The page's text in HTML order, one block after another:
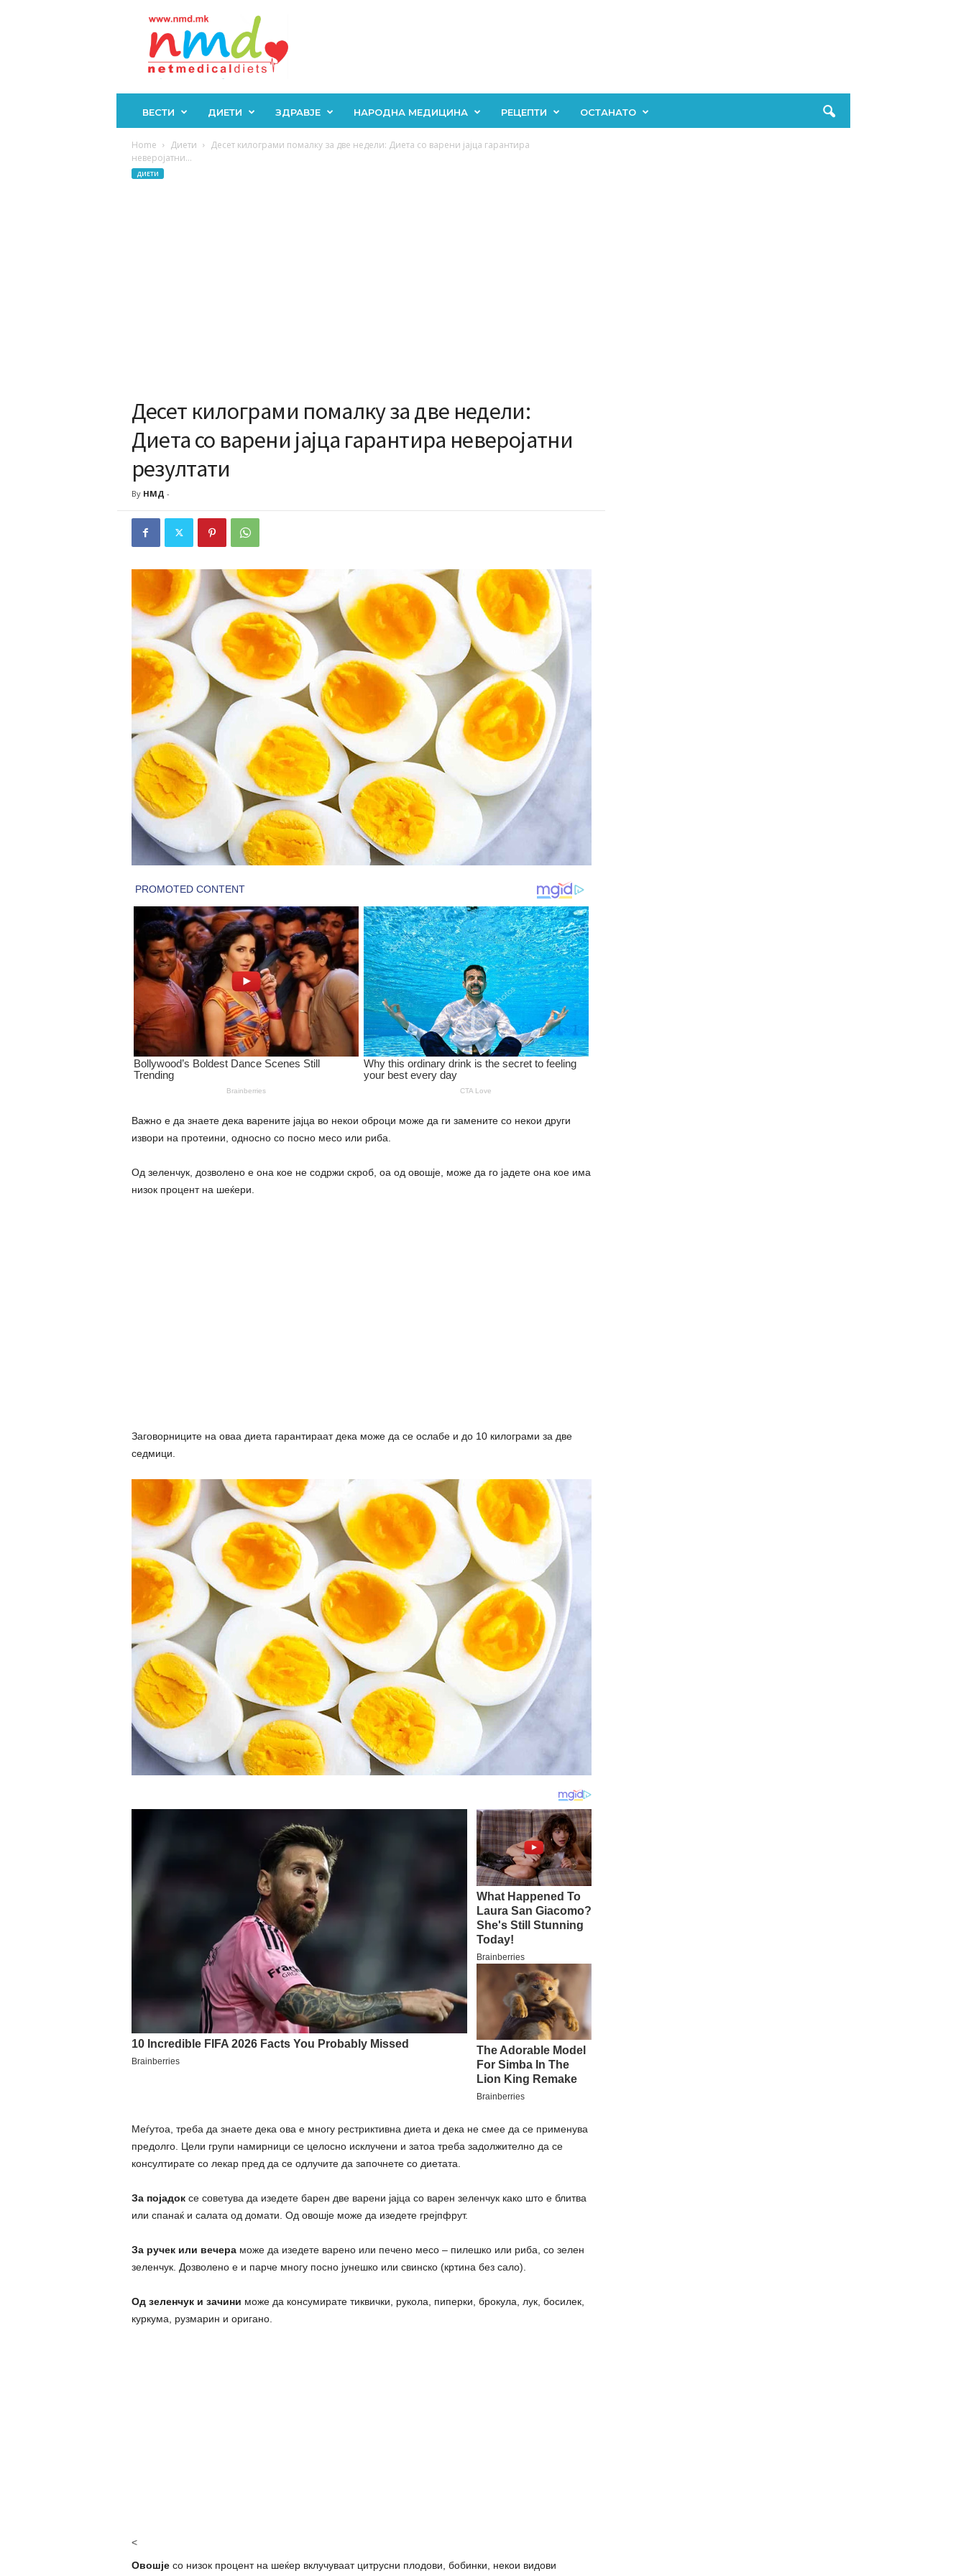
ВЕСТИ ДИЕТИ ЗДРАВЈЕ НАРОДНА МЕДИЦИНА РЕЦЕПТИ ОСТАНАТО
Home Диети
Десет килограми помалку за две недели: Диета со варени јајца гарантира
неверојатни...
ДИЕТИ
Десет килограми помалку за две недели:
Диета со варени јајца гарантира неверојатни
резултати
By НМД -
Важно е да знаете дека варените јајца во некои оброци може да ги замените со некои други
извори на протеини, односно со посно месо или риба.
Од зеленчук, дозволено е она кое не содржи скроб, оа од овошје, може да го јадете она кое има
низок процент на шеќери.
Заговорниците на оваа диета гарантираат дека може да се ослабе и до 10 килограми за две
седмици.
Меѓутоа, треба да знаете дека ова е многу рестриктивна диета и дека не смее да се применува
предолго. Цели групи намирници се целосно исклучени и затоа треба задолжително да се
консултирате со лекар пред да се одлучите да започнете со диетата.
За појадоксе советува да изедете барен две варени јајца со варен зеленчук како што е блитва
или спанаќ и салата од домати. Од овошје може да изедете грејпфрут.
За ручек или вечераможе да изедете варено или печено месо – пилешко или риба, со зелен
зеленчук. Дозволено е и парче многу посно јунешко или свинско (кртина без сало).
Од зеленчук и зачини може да консумирате тиквички, рукола, пиперки, брокула, лук, босилек,
куркума, рузмарин и оригано.
<
Овошјесо низок процент на шеќер вклучуваат цитрусни плодови, бобинки, некои видови